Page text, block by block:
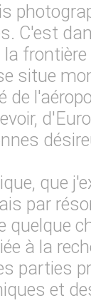
C'est
situe
de
que
par
quelque
à la
parties
et